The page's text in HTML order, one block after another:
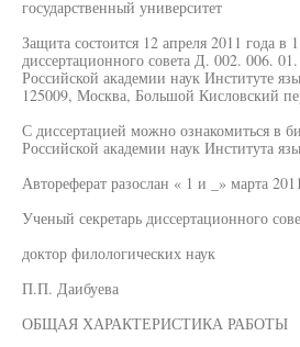
государственный университет
Защита состоится 12 апреля 2011 года в
диссертационного совета Д. 002. 006.
Российской академии наук Институте
125009, Москва, Большой Кисловский
С диссертацией можно ознакомиться в
Российской академии наук Института
Автореферат разослан « 1 и _» марта
Ученый секретарь диссертационного
доктор филологических наук
П.П. Даибуева
ОБЩАЯ ХАРАКТЕРИСТИКА РАБОТЫ